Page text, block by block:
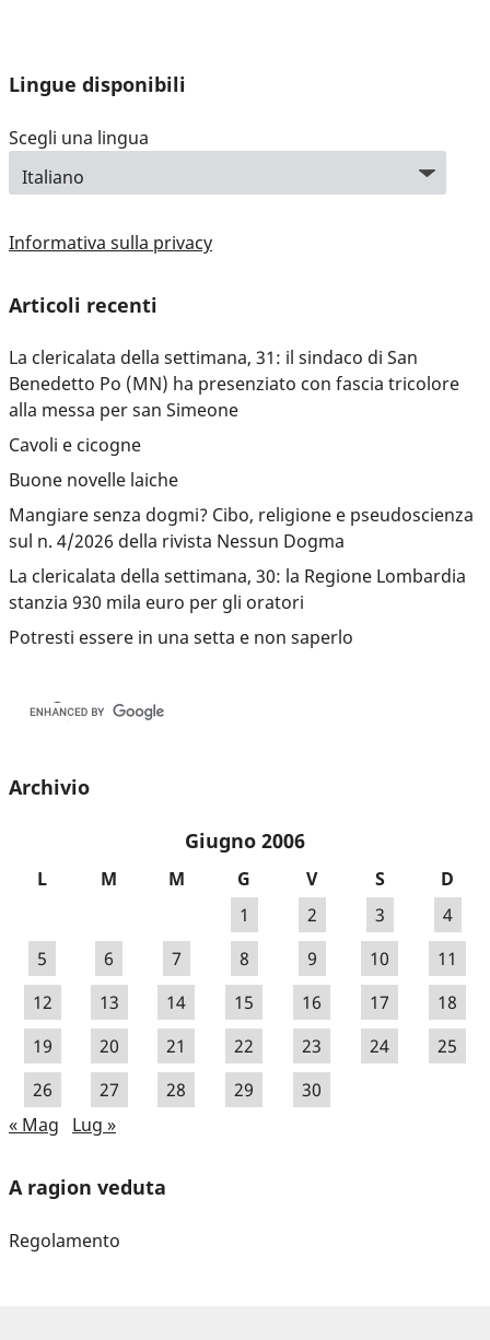
Lingue disponibili
Scegli una lingua
Informativa sulla privacy
Articoli recenti
La clericalata della settimana, 31: il sindaco di San
Benedetto Po (MN) ha presenziato con fascia tricolore
alla messa per san Simeone
Cavoli e cicogne
Buone novelle laiche
Mangiare senza dogmi? Cibo, religione e pseudoscienza
sul n. 4/2026 della rivista Nessun Dogma
La clericalata della settimana, 30: la Regione Lombardia
stanzia 930 mila euro per gli oratori
Potresti essere in una setta e non saperlo
Archivio
Giugno 2006
L M M G V S
D
1
2 3
4
5
6 7 8 9 10
11
12
13 14 15 16 17
18
19
20 21 22 23 24
25
26
27 28 29
30
« Mag
Lug »
A ragion veduta
Regolamento